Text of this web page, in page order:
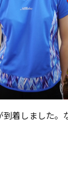
着しました。